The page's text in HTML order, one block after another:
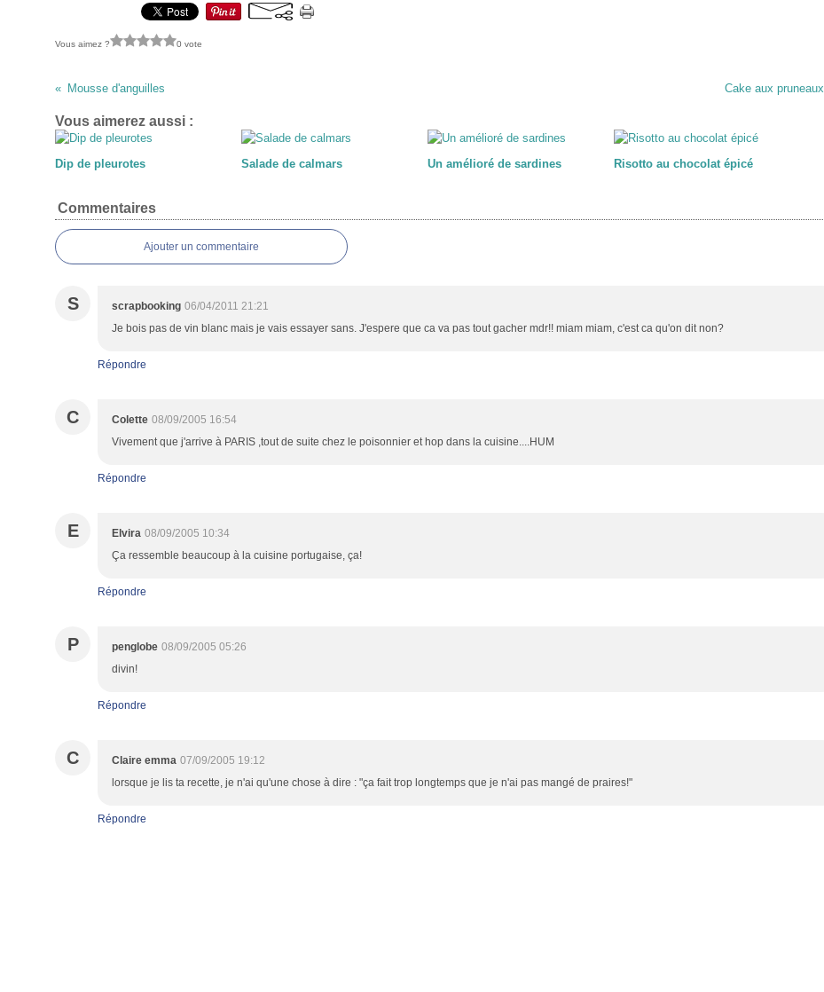
Vous aimez ? 0 vote
Mousse d'anguilles Cake aux pruneaux
Vous aimerez aussi :
Dip de pleurotes Salade de calmars Un amélioré de sardines Risotto au chocolat épicé
Commentaires
Ajouter un commentaire
S scrapbooking 06/04/2011 21:21
Je bois pas de vin blanc mais je vais essayer sans. J'espere que ca va pas tout gacher mdr!! miam miam, c'est ca qu'on dit non?
Répondre
C Colette 08/09/2005 16:54
Vivement que j'arrive à PARIS ,tout de suite chez le poisonnier et hop dans la cuisine....HUM
Répondre
E Elvira 08/09/2005 10:34
Ça ressemble beaucoup à la cuisine portugaise, ça!
Répondre
P penglobe 08/09/2005 05:26
divin!
Répondre
C Claire emma 07/09/2005 19:12
lorsque je lis ta recette, je n'ai qu'une chose à dire : "ça fait trop longtemps que je n'ai pas mangé de praires!"
Répondre